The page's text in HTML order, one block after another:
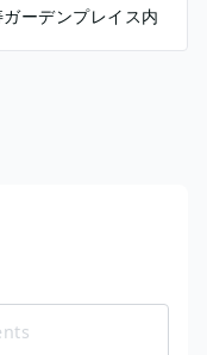
ーデンプレイス内